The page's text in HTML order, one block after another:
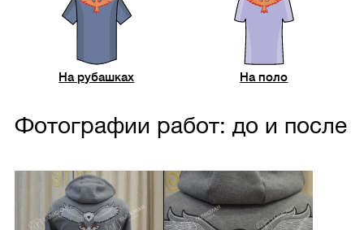
На рубашках На поло
Фотографии работ: до и после